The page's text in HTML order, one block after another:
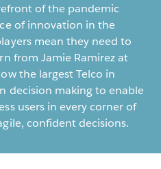
of the pandemic
of innovation in the
mean they need to
from Jamie Ramirez at
the largest Telco in
decision making to enable
users in every corner of
confident decisions.